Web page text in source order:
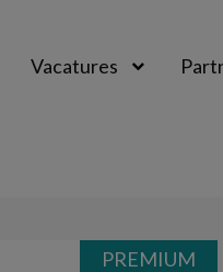
Vacatures
PREMIUM